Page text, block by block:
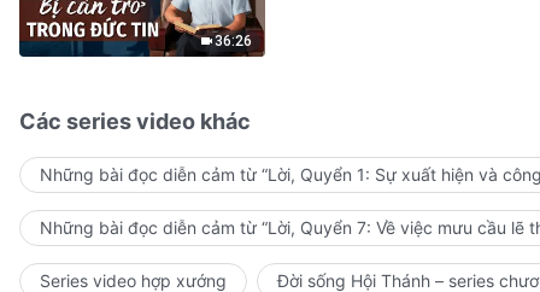
36:26
Các series video khác
Những bài đọc diễn cảm từ “Lời, Quyển 1: Sự xuất hiện và
Những bài đọc diễn cảm từ “Lời, Quyển 7: Về việc mưu cầu lẽ
Series video hợp xướng Đời sống Hội Thánh – series